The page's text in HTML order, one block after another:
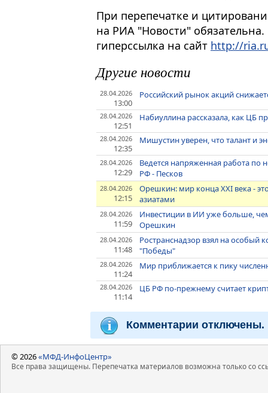
При перепечатке и
на РИА "Новости"
гиперссылка на сайт http://
Другие новости
28.04.2026
13:00
Российский рынок акций
28.04.2026
12:51
Набиуллина рассказала, как ЦБ
28.04.2026
12:35
Мишустин уверен, что талант и
28.04.2026
12:29
Ведется напряженная работа по
РФ - Песков
28.04.2026
12:15
Орешкин: мир конца XXI века -
азиатами
28.04.2026
11:59
Инвестиции в ИИ уже больше,
Орешкин
28.04.2026
11:48
Ространснадзор взял на особый
"Победы"
28.04.2026
11:24
Мир приближается к пику
28.04.2026
11:14
ЦБ РФ по-прежнему считает
Комментарии отключены.
© 2026«МФД-ИнфоЦентр»
Все права защищены. Перепечатка материалов возможна только со